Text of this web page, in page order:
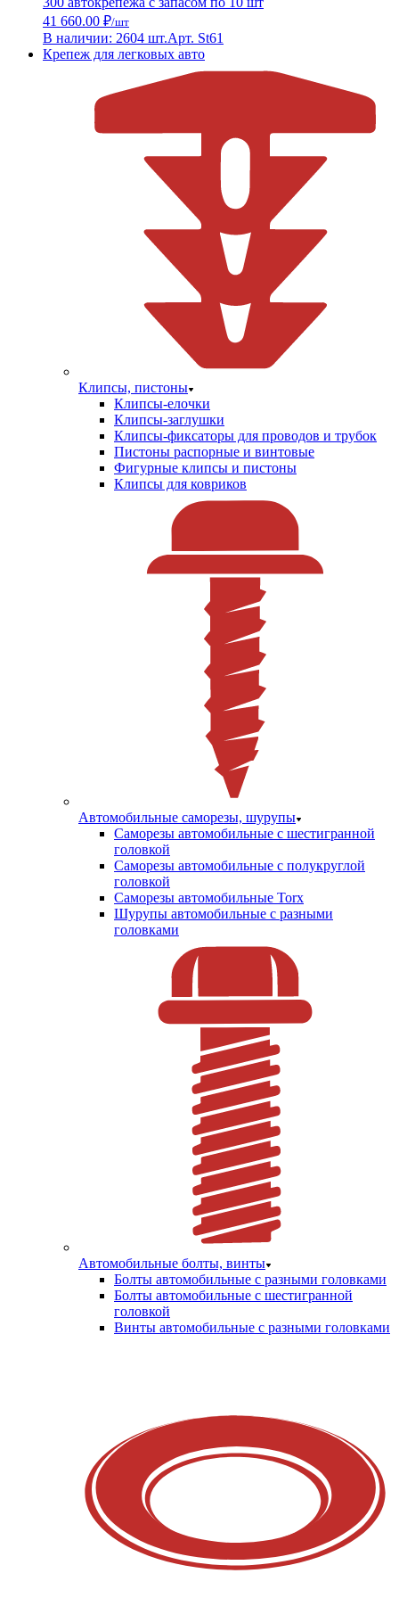
41 660.00 ₽/шт
В наличии: 2604 шт.Арт. St61
Крепеж для легковых авто
Клипсы, пистоны
Клипсы-елочки
Клипсы-заглушки
Клипсы-фиксаторы для проводов и трубок
Пистоны распорные и винтовые
Фигурные клипсы и пистоны
Клипсы для ковриков
Автомобильные саморезы, шурупы
Саморезы автомобильные с шестигранной
головкой
Саморезы автомобильные с полукруглой
головкой
Саморезы автомобильные Torx
Шурупы автомобильные с разными
головками
Автомобильные болты, винты
Болты автомобильные с разными головками
Болты автомобильные с шестигранной
головкой
Винты автомобильные с разными головками